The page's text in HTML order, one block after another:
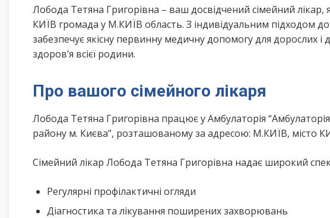
Лобода Тетяна Григорівна – ваш досвідчений сімейний
КИЇВ громада у М.КИЇВ область. З індивідуальним підходом
забезпечує якісну первинну медичну допомогу для дорослих
здоров’я всієї родини.
Про вашого сімейного лікаря
Лобода Тетяна Григорівна працює у Амбулаторія
району м. Києва”, розташованому за адресою: М.КИЇВ, місто
Сімейний лікар Лобода Тетяна Григорівна надає широкий
Регулярні профілактичні огляди
Діагностика та лікування поширених захворювань